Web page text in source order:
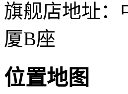
旗舰店地址：
厦B座
位置地图